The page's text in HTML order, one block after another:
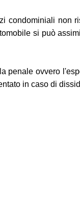
condominiali
si può
penale ovvero
in caso di